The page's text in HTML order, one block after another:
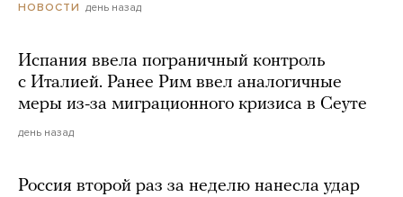
НОВОСТИ день назад
Испания ввела пограничный контроль
с Италией. Ранее Рим ввел аналогичные
меры из-за миграционного кризиса в Сеуте
день назад
Россия второй раз за неделю нанесла удар